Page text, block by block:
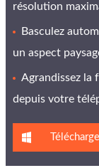
résolution
Basculez
un aspect
Agrandissez la
depuis votre